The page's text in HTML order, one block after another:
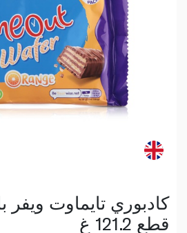
قطع 121.2 غ